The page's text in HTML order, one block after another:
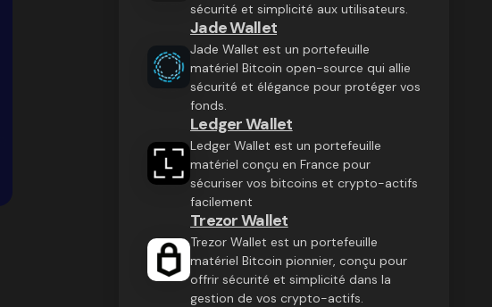
sécurité et simplicité aux utilisateurs.
Jade Wallet
Jade Wallet est un portefeuille
matériel Bitcoin open-source qui allie
sécurité et élégance pour protéger vos
fonds.
Ledger Wallet
Ledger Wallet est un portefeuille
matériel conçu en France pour
sécuriser vos bitcoins et crypto-actifs
facilement
Trezor Wallet
Trezor Wallet est un portefeuille
matériel Bitcoin pionnier, conçu pour
offrir sécurité et simplicité dans la
gestion de vos crypto-actifs.